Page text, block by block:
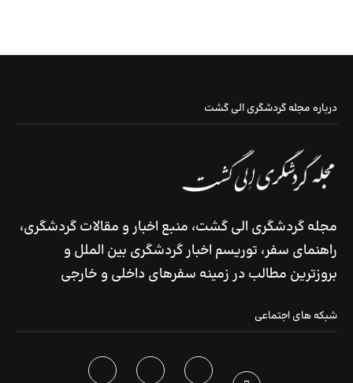
درباره مجله گردشگری الی گشت
مجله گردشگری الی گشت، منبع اخبار و مقالات گردشگری،
راهنمای سفر، توریسم اخبار گردشگری بین الملل و
بروزترین مطالب در زمینه سفرهای داخلی و خارجی
شبکه های اجتماعی